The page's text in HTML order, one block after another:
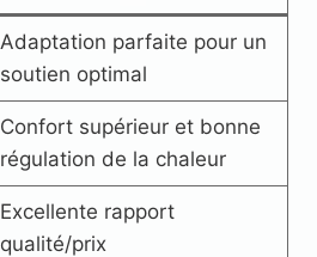
Adaptation parfaite pour un
soutien optimal
Confort supérieur et bonne
régulation de la chaleur
Excellente rapport
qualité/prix